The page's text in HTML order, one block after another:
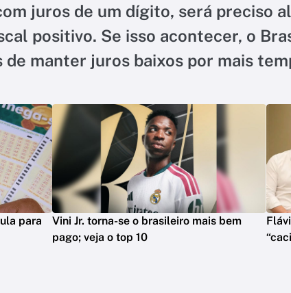
juros de um dígito, será preciso
positivo. Se isso acontecer, o
de manter juros baixos por mais
para
Vini Jr. torna-se o brasileiro mais bem
pago; veja o top 10